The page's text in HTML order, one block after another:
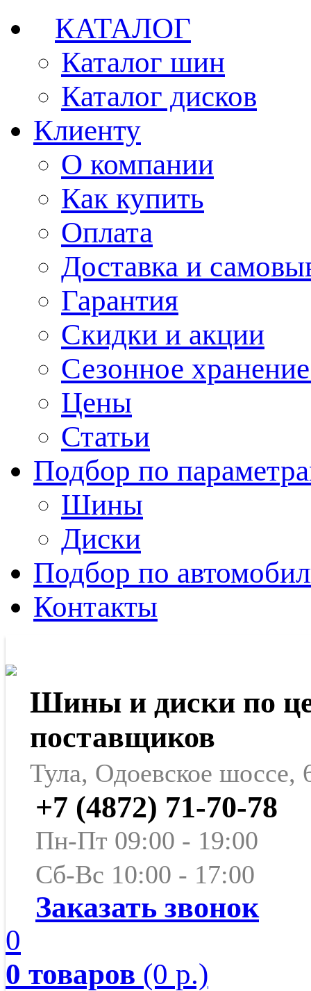
КАТАЛОГ
Каталог шин
Каталог дисков
Клиенту
О компании
Как купить
Оплата
Доставка и
Гарантия
Скидки и акции
Сезонное
Цены
Статьи
Подбор по
Шины
Диски
Подбор по
Контакты
Шины и диски по
поставщиков
Тула, Одоевское шоссе,
+7 (4872) 71-70-78
Пн-Пт 09:00 - 19:00
Сб-Вс 10:00 - 17:00
Заказать звонок
0
0 товаров (0 р.)